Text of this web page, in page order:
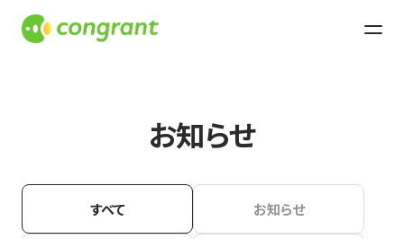
お知らせ
すべて お知らせ